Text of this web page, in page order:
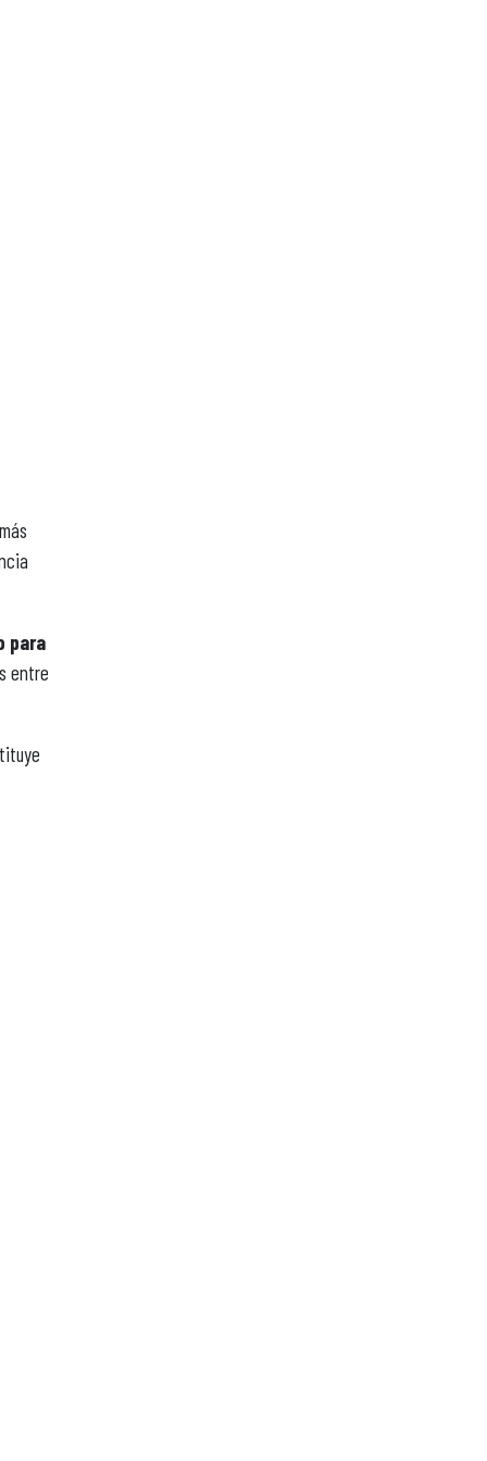
para
entre